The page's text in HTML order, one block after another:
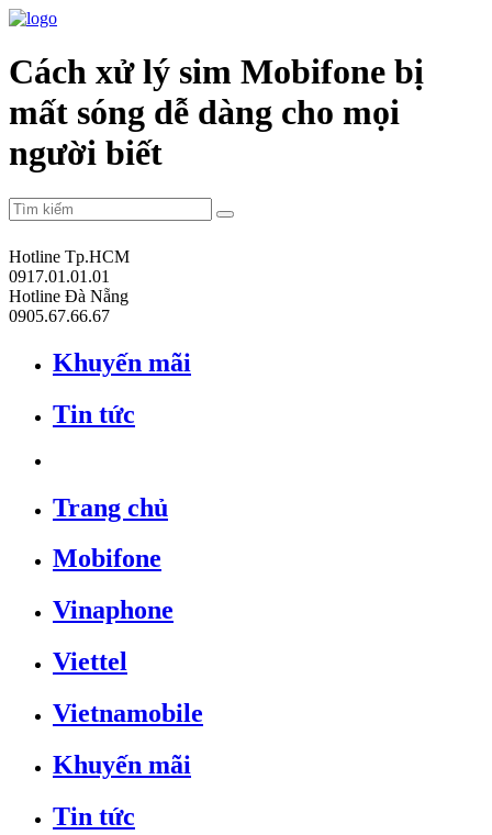
Cách xử lý sim Mobifone bị
mất sóng dễ dàng cho mọi
người biết
Hotline Tp.HCM
0917.01.01.01
Hotline Đà Nẵng
0905.67.66.67
Khuyến mãi
Tin tức
Trang chủ
Mobifone
Vinaphone
Viettel
Vietnamobile
Khuyến mãi
Tin tức